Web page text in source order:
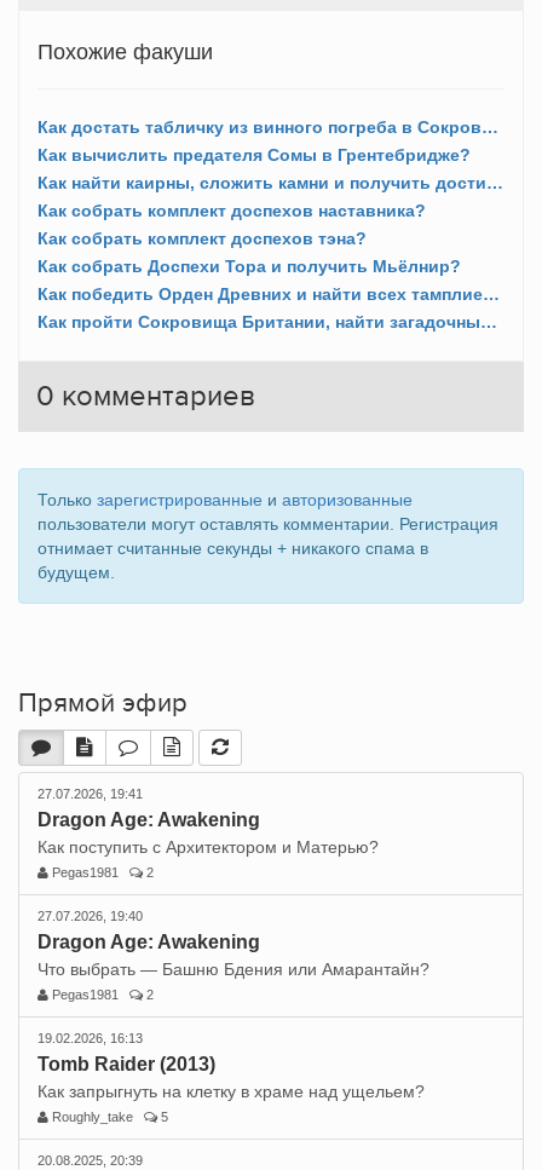
Похожие факуши
Как достать табличку из винного погреба в Сокровищах Британии в Эссексе?
Как вычислить предателя Сомы в Грентебридже?
Как найти каирны, сложить камни и получить достижение «Равновесие»?
Как собрать комплект доспехов наставника?
Как собрать комплект доспехов тэна?
Как собрать Доспехи Тора и получить Мьёлнир?
Как победить Орден Древних и найти всех тамплиеров?
Как пройти Сокровища Британии, найти загадочные таблички и получить Экскалибур?
0 комментариев
Только зарегистрированные и авторизованные
пользователи могут оставлять комментарии. Регистрация
отнимает считанные секунды + никакого спама в
будущем.
Прямой эфир
27.07.2026, 19:41
Dragon Age: Awakening
Как поступить с Архитектором и Матерью?
Pegas1981 2
27.07.2026, 19:40
Dragon Age: Awakening
Что выбрать — Башню Бдения или Амарантайн?
Pegas1981 2
19.02.2026, 16:13
Tomb Raider (2013)
Как запрыгнуть на клетку в храме над ущельем?
Roughly_take 5
20.08.2025, 20:39